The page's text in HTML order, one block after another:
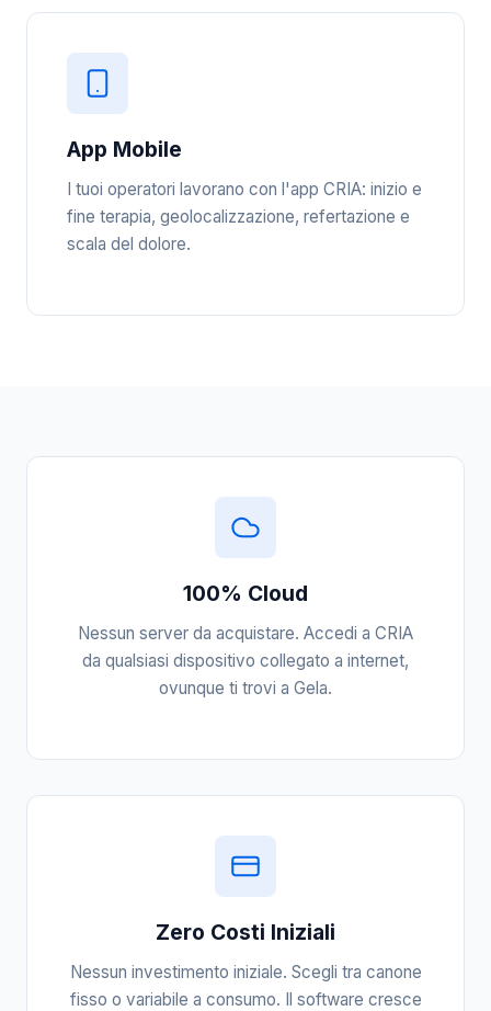
App Mobile
I tuoi operatori lavorano con l'app CRIA: inizio e
fine terapia, geolocalizzazione, refertazione e
scala del dolore.
100% Cloud
Nessun server da acquistare. Accedi a CRIA
da qualsiasi dispositivo collegato a internet,
ovunque ti trovi a Gela.
Zero Costi Iniziali
Nessun investimento iniziale. Scegli tra canone
fisso o variabile a consumo. Il software cresce